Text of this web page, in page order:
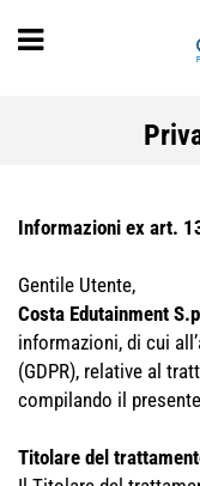
Informazioni ex art.
Gentile Utente,
Costa Edutainment
informazioni, di cui
(GDPR), relative al
compilando il
Titolare del